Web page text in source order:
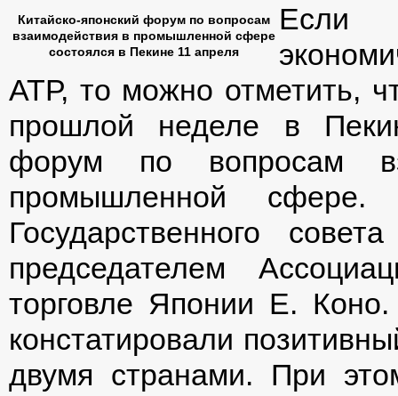
Китайско-японский форум по вопросам
взаимодействия в промышленной сфере
состоялся в Пекине 11 апреля
Если
АТР, то можно отметить,
прошлой неделе в
форум по вопросам
промышленной
Государственного
председателем
торговле Японии Е.
констатировали
двумя странами. При